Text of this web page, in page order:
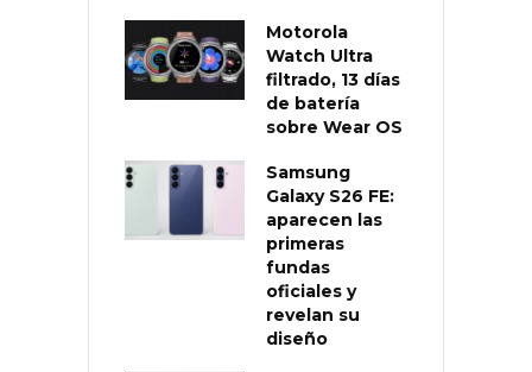
Motorola
Watch Ultra
filtrado, 13 días
de batería
sobre Wear OS
Samsung
Galaxy S26 FE:
aparecen las
primeras
fundas
oficiales y
revelan su
diseño